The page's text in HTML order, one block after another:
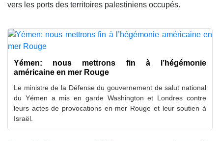
vers les ports des territoires palestiniens occupés.
Yémen: nous mettrons fin à l’hégémonie
américaine en mer Rouge
Le ministre de la Défense du gouvernement de salut national
du Yémen a mis en garde Washington et Londres contre
leurs actes de provocations en mer Rouge et leur soutien à
Israël.